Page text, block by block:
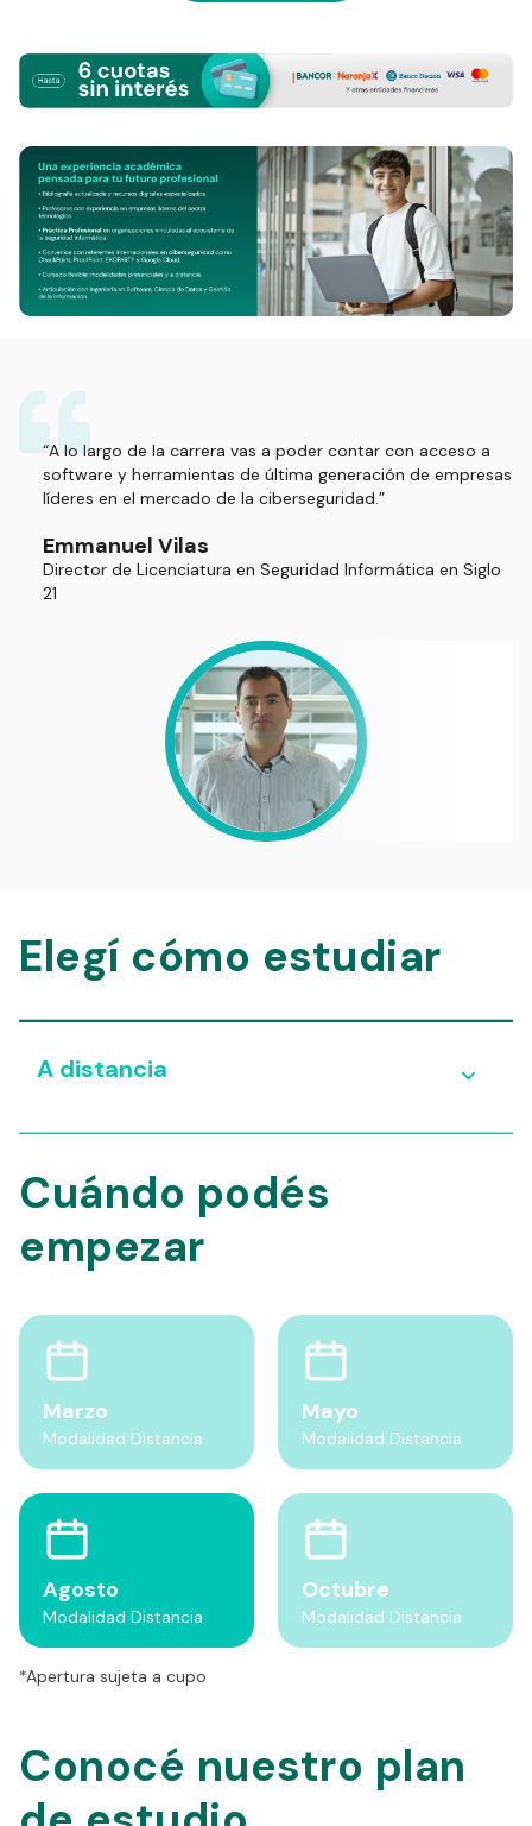
“A lo largo de la carrera vas a poder contar con acceso a
software y herramientas de última generación de empresas
líderes en el mercado de la ciberseguridad.”
Emmanuel Vilas
Director de Licenciatura en Seguridad Informática en Siglo
21
Elegí cómo estudiar
A distancia
Cuándo podés
empezar
Marzo
Modalidad Distancia
Mayo
Modalidad Distancia
Agosto
Modalidad Distancia
Octubre
Modalidad Distancia
*Apertura sujeta a cupo
Conocé nuestro plan